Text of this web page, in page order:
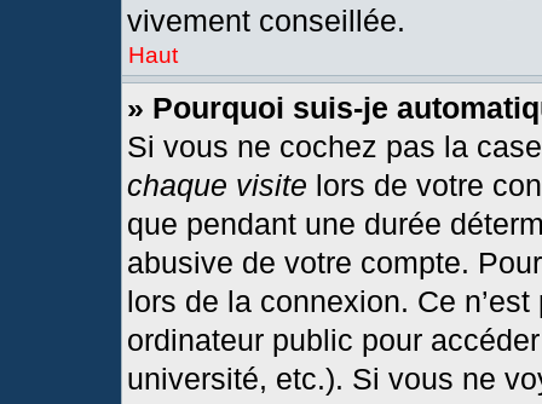
vivement conseillée.
Haut
» Pourquoi suis-je
Si vous ne cochez pas la
chaque visite lors de votre
que pendant une durée
abusive de votre compte.
lors de la connexion. Ce
ordinateur public pour
université, etc.). Si vous ne